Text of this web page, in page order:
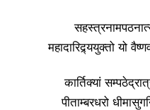
महादारिद्र्ययुक्तो यो
कार्तिक्यां
पीताम्बरधरो